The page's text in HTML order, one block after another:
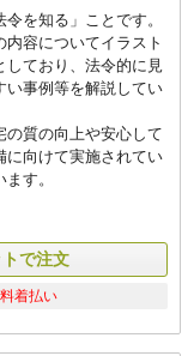
を知る」ことです。
容についてイラスト
しており、法令的に見
い事例等を解説してい
の質の向上や安心して
に向けて実施されてい
す。
で注文
着払い